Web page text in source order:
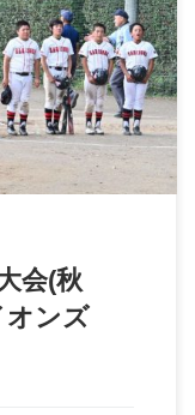
ライオンズ 負 […]
会(秋
オンズ